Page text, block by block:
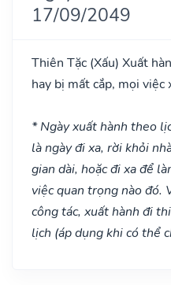
17/09/2049
Thiên Tặc (Xấu) Xuất
hay bị mất cắp, mọi việc
* Ngày xuất hành theo
là ngày đi xa, rời khỏi
gian dài, hoặc đi xa để
việc quan trọng nào đó.
công tác, xuất hành đi
lịch (áp dụng khi có thể